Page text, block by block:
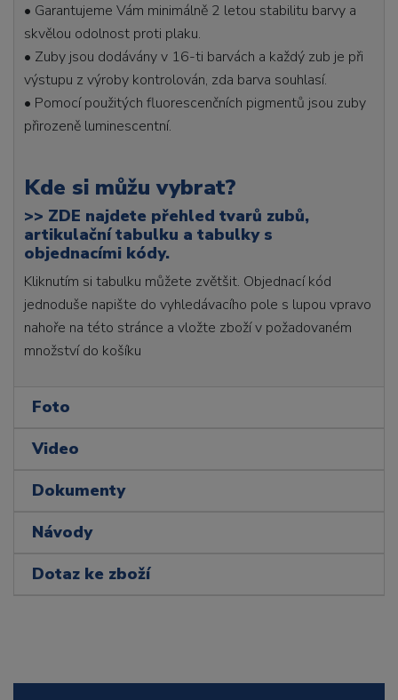
• Garantujeme Vám minimálně 2 letou stabilitu barvy a
skvělou odolnost proti plaku.
• Zuby jsou dodávány v 16-ti barvách a každý zub je při
výstupu z výroby kontrolován, zda barva souhlasí.
• Pomocí použitých fluorescenčních pigmentů jsou zuby
přirozeně luminescentní.
Kde si můžu vybrat?
>> ZDE najdete přehled tvarů zubů,
artikulační tabulku a tabulky s
objednacími kódy.
Kliknutím si tabulku můžete zvětšit. Objednací kód
jednoduše napište do vyhledávacího pole s lupou vpravo
nahoře na této stránce a vložte zboží v požadovaném
množství do košíku
Foto
Video
Dokumenty
Návody
Dotaz ke zboží